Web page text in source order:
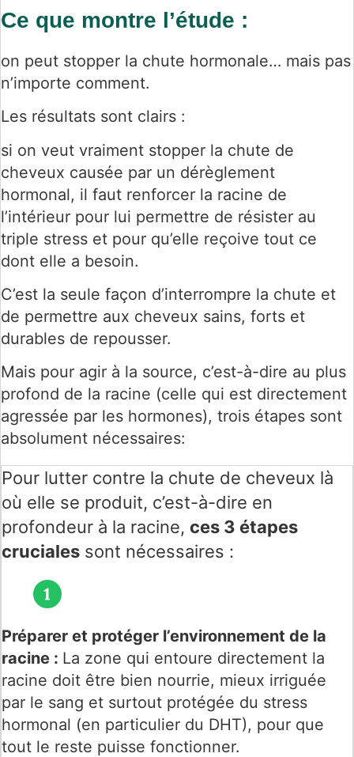
Ce que montre l’étude :
on peut stopper la chute hormonale… mais pas
n’importe comment.
Les résultats sont clairs :
si on veut vraiment stopper la chute de
cheveux causée par un dérèglement
hormonal, il faut renforcer la racine de
l’intérieur pour lui permettre de résister au
triple stress et pour qu’elle reçoive tout ce
dont elle a besoin.
C’est la seule façon d’interrompre la chute et
de permettre aux cheveux sains, forts et
durables de repousser.
Mais pour agir à la source, c’est-à-dire au plus
profond de la racine (celle qui est directement
agressée par les hormones), trois étapes sont
absolument nécessaires:
Pour lutter contre la chute de cheveux là
où elle se produit, c’est-à-dire en
profondeur à la racine, ces 3 étapes
cruciales sont nécessaires :
Préparer et protéger l’environnement de la
racine : La zone qui entoure directement la
racine doit être bien nourrie, mieux irriguée
par le sang et surtout protégée du stress
hormonal (en particulier du DHT), pour que
tout le reste puisse fonctionner.